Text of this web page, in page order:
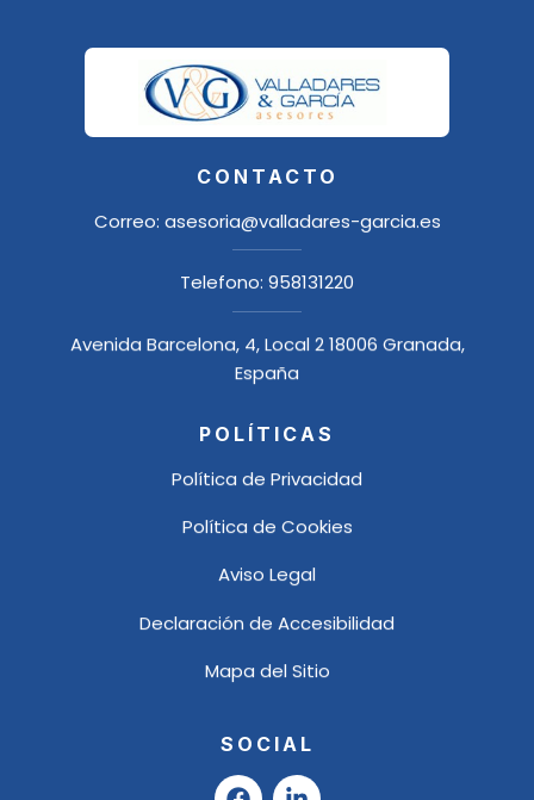
CONTACTO
Correo: asesoria@valladares-garcia.es
Telefono: 958131220
Avenida Barcelona, 4, Local 2 18006 Granada,
España
POLÍTICAS
Política de Privacidad
Política de Cookies
Aviso Legal
Declaración de Accesibilidad
Mapa del Sitio
SOCIAL
F
L